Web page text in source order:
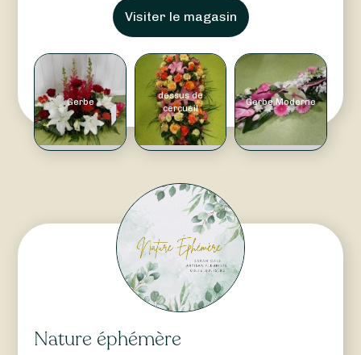
Visiter le magasin
Gerbe
dessus de
cercueil
Gerbe Moderne
Nature éphémère